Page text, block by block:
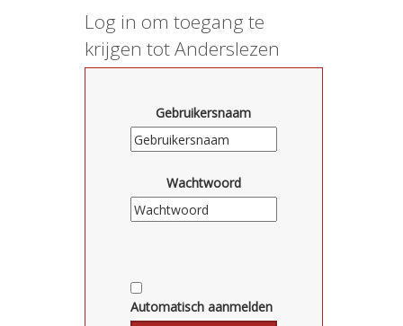
Log in om toegang te
krijgen tot Anderslezen
Gebruikersnaam
Wachtwoord
Automatisch aanmelden